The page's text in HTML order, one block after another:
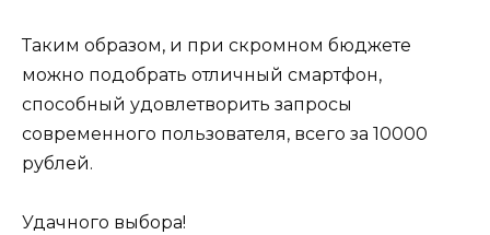
Таким образом, и при скромном бюджете
можно подобрать отличный смартфон,
способный удовлетворить запросы
современного пользователя, всего за 10000
рублей.
Удачного выбора!